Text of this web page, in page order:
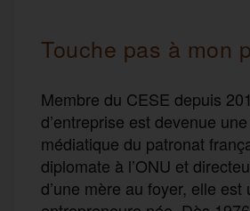
Touche pas à mon
Membre du CESE depuis
d’entreprise est devenue
médiatique du patronat
diplomate à l’ONU et
d’une mère au foyer, elle est